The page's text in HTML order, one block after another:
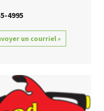
4995
un courriel »